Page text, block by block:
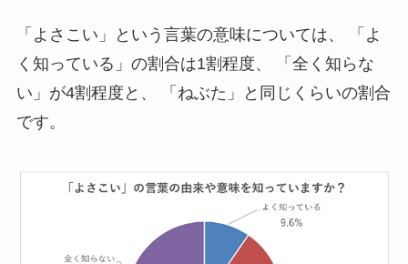
「よさこい」という言葉の意味については、 「よ
く知っている」の割合は1割程度、 「全く知らな
い」が4割程度と、 「ねぶた」と同じくらいの割合
です。